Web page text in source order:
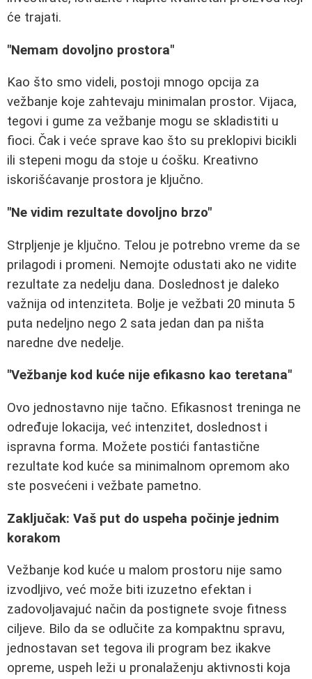
će trajati.
"Nemam dovoljno prostora"
Kao što smo videli, postoji mnogo opcija za
vežbanje koje zahtevaju minimalan prostor. Vijaca,
tegovi i gume za vežbanje mogu se skladistiti u
fioci. Čak i veće sprave kao što su preklopivi bicikli
ili stepeni mogu da stoje u ćošku. Kreativno
iskorišćavanje prostora je ključno.
"Ne vidim rezultate dovoljno brzo"
Strpljenje je ključno. Telou je potrebno vreme da se
prilagodi i promeni. Nemojte odustati ako ne vidite
rezultate za nedelju dana. Doslednost je daleko
važnija od intenziteta. Bolje je vežbati 20 minuta 5
puta nedeljno nego 2 sata jedan dan pa ništa
naredne dve nedelje.
"Vežbanje kod kuće nije efikasno kao teretana"
Ovo jednostavno nije tačno. Efikasnost treninga ne
određuje lokacija, već intenzitet, doslednost i
ispravna forma. Možete postići fantastične
rezultate kod kuće sa minimalnom opremom ako
ste posvećeni i vežbate pametno.
Zaključak: Vaš put do uspeha počinje jednim
korakom
Vežbanje kod kuće u malom prostoru nije samo
izvodljivo, već može biti izuzetno efektan i
zadovoljavajuć način da postignete svoje fitness
ciljeve. Bilo da se odlučite za kompaktnu spravu,
jednostavan set tegova ili program bez ikakve
opreme, uspeh leži u pronalaženju aktivnosti koja